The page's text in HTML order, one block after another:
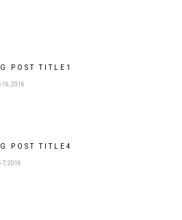
POSTTITLE 1
2016
POSTTITLE 4
2016